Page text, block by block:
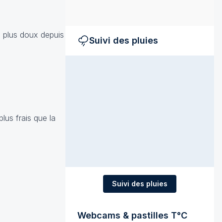
doux depuis
frais que la
Suivi des pluies
Suivi des pluies
Webcams & pastilles T°C